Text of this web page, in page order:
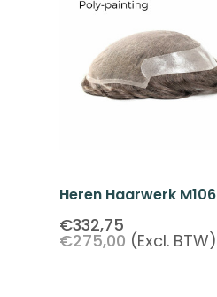
Heren Haarwerk M106
French Lace Poly
Achterkant
€332,75
€275,00 (Excl. BTW)